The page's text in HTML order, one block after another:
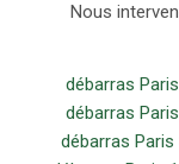
Nous
débarras
débarras
débarras Paris